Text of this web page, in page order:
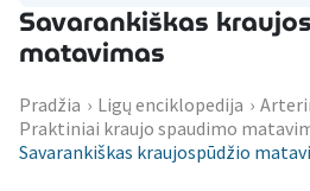
Savarankiškas
matavimas
Pradžia › Ligų enciklopedija ›
Praktiniai kraujo spaudimo
Savarankiškas kraujospūdžio